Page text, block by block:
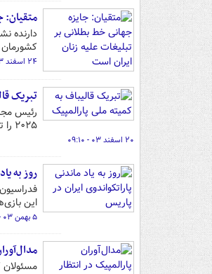
متقیان:
دارنده
۲۴ اسفند ۰۳ - ۰۹:۱۷
تبریک
رئیس
۲۰۲۵ را تبریک گفت.
۲۰ اسفند ۰۳ - ۰۹:۱۰
روز به
این
۵ بهمن ۰۳ - ۱۳:۲۰